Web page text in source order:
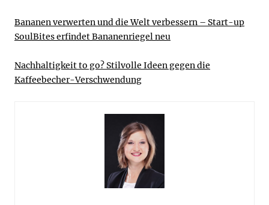
Bananen verwerten und die Welt verbessern – Start-up
SoulBites erfindet Bananenriegel neu
Nachhaltigkeit to go? Stilvolle Ideen gegen die
Kaffeebecher-Verschwendung